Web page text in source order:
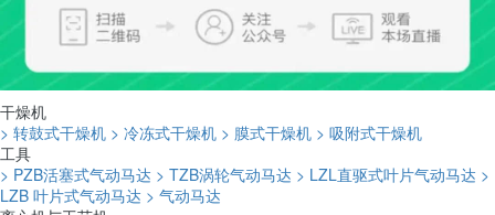
干燥机
> 转鼓式干燥机 > 冷冻式干燥机 > 膜式干燥机 > 吸附式干燥机
工具
> PZB活塞式气动马达 > TZB涡轮气动马达 > LZL直驱式叶片气动马达 >
LZB 叶片式气动马达 > 气动马达